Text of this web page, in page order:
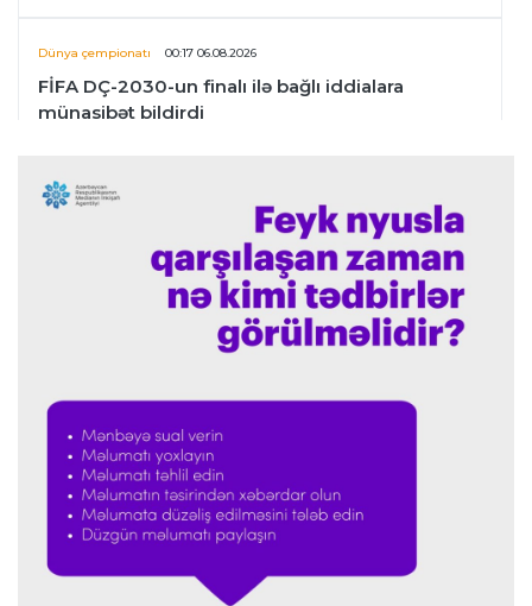
Dünya çempionatı 00:17 06.08.2026
FİFA DÇ-2030-un finalı ilə bağlı iddialara
münasibət bildirdi
Transfer 00:06 06.08.2026
"İnter"in müdafiəçisi üç klubu rədd etdi
00:02 06.08.2026
"Fənərbağça" "Şturm Qrats"ı iki cavabsız qolla
İtaliya S.A. 23:59 05.08.2026
"Ümid edirəm ki, Leau "Milan"da qalacaq"
"Yuventus" PSJ-nin qapıçısını transfer etmək